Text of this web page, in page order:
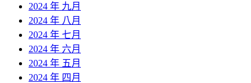
2024 年 九月
2024 年 八月
2024 年 七月
2024 年 六月
2024 年 五月
2024 年 四月